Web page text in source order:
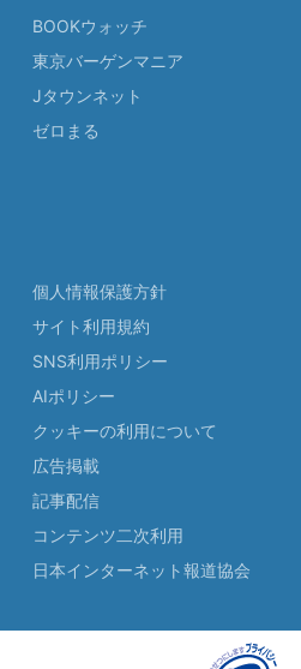
BOOKウォッチ
東京バーゲンマニア
Jタウンネット
ゼロまる
個人情報保護方針
サイト利用規約
SNS利用ポリシー
AIポリシー
クッキーの利用について
広告掲載
記事配信
コンテンツ二次利用
日本インターネット報道協会